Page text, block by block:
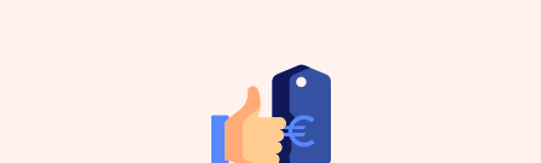
Persönlicher Kontakt bei komplexen Beratungen
Kurzfristige persönliche Termine möglich